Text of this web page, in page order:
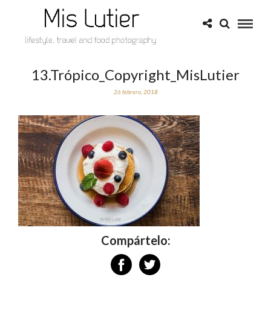
13.Trópico_Copyright_MisLutier
26 febrero, 2018
Compártelo: